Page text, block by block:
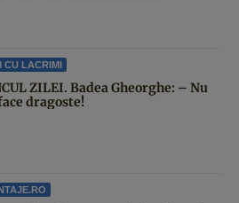
CU LACRIMI
ZILEI. Badea Gheorghe: – Nu
dragoste!